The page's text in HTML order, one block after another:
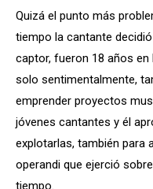
Quizá el punto más
tiempo la cantante
captor, fueron 18 años
solo sentimentalmente,
emprender proyectos
jóvenes cantantes y él
explotarlas, también para
operandi que ejerció
tiempo.